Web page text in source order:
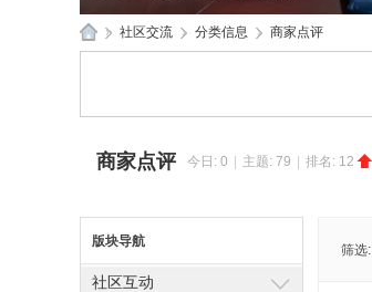
1
活
» 社区交流 › 分类信息 › 商家点评
商家点评 今日: 0 主题: 79 排名: 12
版块导航
社区互动
筛选: